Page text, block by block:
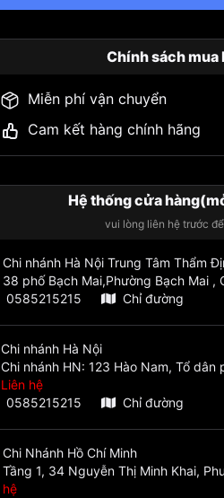
Chính sách
Miễn phí vận chuyển
Cam kết hàng chính hãng
Hệ thống cửa
vui lòng liên hệ trước
Chi nhánh Hà Nội Trung Tâm Thẩm
38 phố Bạch Mai,Phường Bạch Mai ,
0585215215
Chỉ đường
Chi nhánh Hà Nội
Chi nhánh HN: 123 Hào Nam, Tổ
Liên hệ
0585215215
Chỉ đường
Chi Nhánh Hồ Chí Minh
Tầng 1, 34 Nguyễn Thị Minh Khai,
hệ